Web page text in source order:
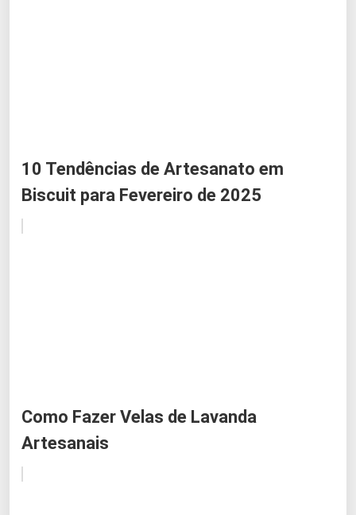
10 Tendências de Artesanato em
Biscuit para Fevereiro de 2025
Como Fazer Velas de Lavanda
Artesanais